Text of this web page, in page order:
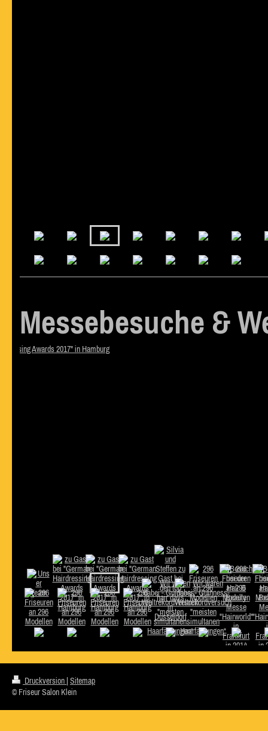
Messebesuche &
Druckversion Sitemap
© Friseur Salon Klein